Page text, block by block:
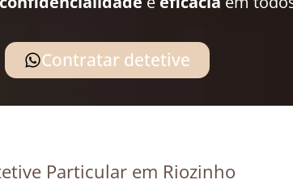
Contratar detetive
Particular em Riozinho